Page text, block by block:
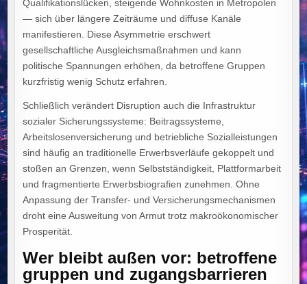
Qualifikationslücken, steigende Wohnkosten in Metropolen
— sich über längere Zeiträume und diffuse Kanäle
manifestieren. Diese Asymmetrie erschwert
gesellschaftliche Ausgleichsmaßnahmen und kann
politische Spannungen erhöhen, da betroffene Gruppen
kurzfristig wenig Schutz erfahren.
Schließlich verändert Disruption auch die Infrastruktur
sozialer Sicherungssysteme: Beitragssysteme,
Arbeitslosenversicherung und betriebliche Sozialleistungen
sind häufig an traditionelle Erwerbsverläufe gekoppelt und
stoßen an Grenzen, wenn Selbstständigkeit, Plattformarbeit
und fragmentierte Erwerbsbiografien zunehmen. Ohne
Anpassung der Transfer- und Versicherungsmechanismen
droht eine Ausweitung von Armut trotz makroökonomischer
Prosperität.
Wer bleibt außen vor: betroffene
gruppen und zugangsbarrieren